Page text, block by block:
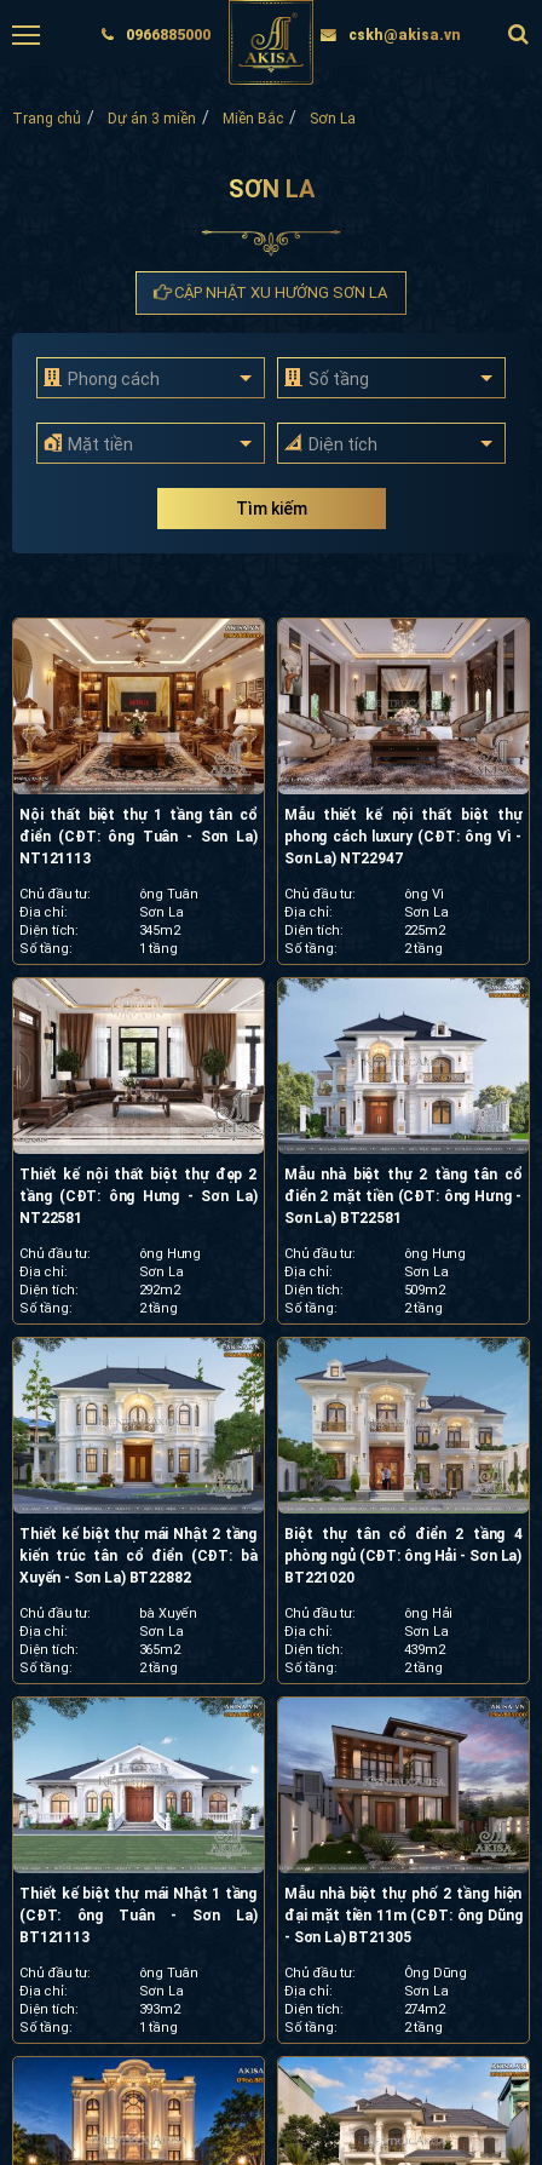
0966885000 cskh@akisa.vn
Trang chủ Dự án 3 miền Miền Bắc Sơn La
SƠN LA
CẬP NHẬT XU HƯỚNG SƠN LA
Phong cách Số tầng
Mặt tiền Diện tích
Tìm kiếm
Nội thất biệt thự 1 tầng tân cổ
điển (CĐT: ông Tuân - Sơn La)
NT121113
Chủ đầu tư:
ông Tuân
Địa chỉ:
Sơn La
Diện tích:
345m2
Số tầng:
1 tầng
Mẫu thiết kế nội thất biệt thự
phong cách luxury (CĐT: ông Vì -
Sơn La) NT22947
Chủ đầu tư:
ông Vì
Địa chỉ:
Sơn La
Diện tích:
225m2
Số tầng:
2 tầng
Thiết kế nội thất biệt thự đẹp 2
tầng (CĐT: ông Hưng - Sơn La)
NT22581
Chủ đầu tư:
ông Hưng
Địa chỉ:
Sơn La
Diện tích:
292m2
Số tầng:
2 tầng
Mẫu nhà biệt thự 2 tầng tân cổ
điển 2 mặt tiền (CĐT: ông Hưng -
Sơn La) BT22581
Chủ đầu tư:
ông Hưng
Địa chỉ:
Sơn La
Diện tích:
509m2
Số tầng:
2 tầng
Thiết kế biệt thự mái Nhật 2 tầng
kiến trúc tân cổ điển (CĐT: bà
Xuyến - Sơn La) BT22882
Chủ đầu tư:
bà Xuyến
Địa chỉ:
Sơn La
Diện tích:
365m2
Số tầng:
2 tầng
Biệt thự tân cổ điển 2 tầng 4
phòng ngủ (CĐT: ông Hải - Sơn La)
BT221020
Chủ đầu tư:
ông Hải
Địa chỉ:
Sơn La
Diện tích:
439m2
Số tầng:
2 tầng
Thiết kế biệt thự mái Nhật 1 tầng
(CĐT: ông Tuân - Sơn La)
BT121113
Chủ đầu tư:
ông Tuân
Địa chỉ:
Sơn La
Diện tích:
393m2
Số tầng:
1 tầng
Mẫu nhà biệt thự phố 2 tầng hiện
đại mặt tiền 11m (CĐT: ông Dũng
- Sơn La) BT21305
Chủ đầu tư:
Ông Dũng
Địa chỉ:
Sơn La
Diện tích:
274m2
Số tầng:
2 tầng